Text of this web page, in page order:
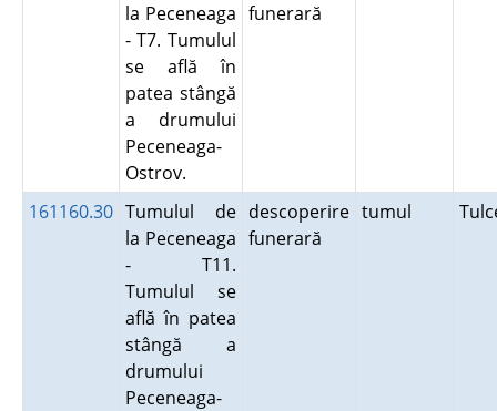
la Peceneaga
- T7. Tumulul
se află în
patea stângă
a drumului
Peceneaga-
Ostrov.
funerară
161160.30 Tumulul de
la Peceneaga
- T11.
Tumulul se
află în patea
stângă a
drumului
Peceneaga-
descoperire
funerară
tumul